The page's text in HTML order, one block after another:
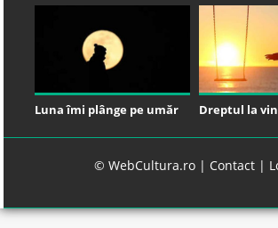
Luna îmi plânge pe umăr Dreptul la
© WebCultura.ro | Contact|